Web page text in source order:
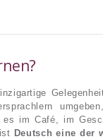
im Café, im
Deutsch eine der